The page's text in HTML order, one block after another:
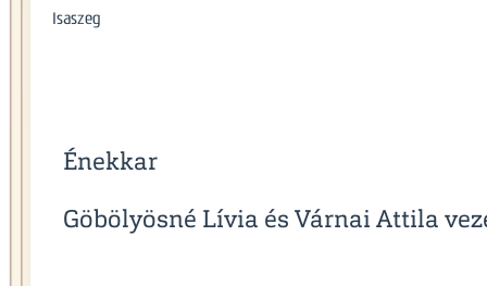
Isaszeg
Énekkar
Göbölyösné Lívia és Várnai Attila